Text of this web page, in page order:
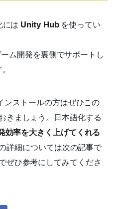
には Unity Hubを使ってい
ム開発を裏側でサポートし
ンストールの方はぜひこの
きましょう。日本語化する
効率を大きく上げてくれる
詳細については次の記事で
ぜひ参考にしてみてくださ